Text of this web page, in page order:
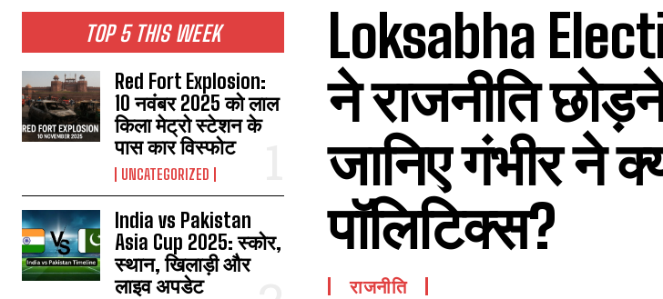
TOP 5 THIS WEEK
Red Fort Explosion:
10 नवंबर 2025 को लाल
किला मेट्रो स्टेशन के
पास कार विस्फोट
UNCATEGORIZED
India vs Pakistan
Asia Cup 2025: स्कोर,
स्थान, खिलाड़ी और
लाइव अपडेट
Loksabha
ने राजनीति
जानिए गंभीर ने
पॉलिटिक्स?
राजनीति